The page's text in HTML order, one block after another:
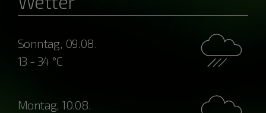
Sonntag, 09.08.
13 - 34 °C
Montag, 10.08.